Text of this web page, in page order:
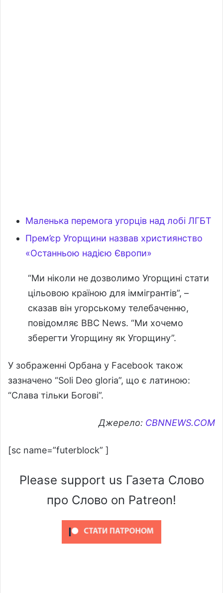
Маленька перемога угорців над лобі ЛГБТ
Прем’єр Угорщини назвав християнство
«Останньою надією Європи»
“Ми ніколи не дозволимо Угорщині стати
цільовою країною для іммігрантів”, –
сказав він угорському телебаченню,
повідомляє BBC News. “Ми хочемо
зберегти Угорщину як Угорщину”.
У зображенні Орбана у Facebook також
зазначено “Soli Deo gloria”, що є латиною:
“Слава тільки Богові”.
Джерело: CBNNEWS.COM
[sc name=”futerblock” ]
Please support us Газета Слово
про Слово on Patreon!